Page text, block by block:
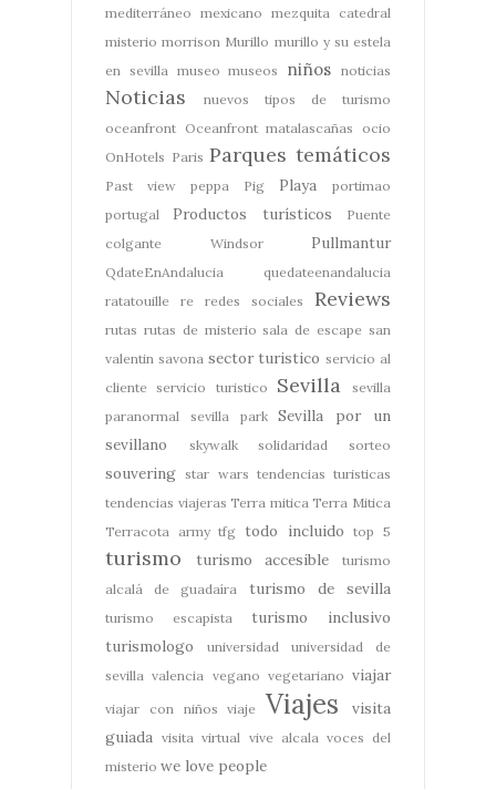
mediterráneo mexicano mezquita catedral
misterio morrison Murillo murillo y su estela
en sevilla museo museos niños noticias
Noticias
nuevos tipos de turismo
oceanfront Oceanfront matalascañas
ocio
OnHotels Paris Parques temáticos
Past view peppa Pig Playa
portimao
portugal
Productos turísticos
Puente
colgante Windsor
Pullmantur
QdateEnAndalucia
quedateenandalucia
ratatouille
re redes sociales Reviews
rutas rutas de misterio sala de escape san
valentin savona sector turistico servicio al
cliente
servicio turistico Sevilla
sevilla
paranormal
sevilla park
Sevilla por un
sevillano
skywalk solidaridad sorteo
souvering star wars tendencias turisticas
tendencias viajeras Terra mitica Terra Mitica
Terracota army tfg todo incluido top 5
turismo turismo accesible
turismo
alcalá de guadaíra
turismo de sevilla
turismo escapista
turismo inclusivo
turismologo
universidad
universidad de
sevilla valencia vegano vegetariano viajar
viajar con niños viaje Viajes
visita
guiada visita virtual vive alcala voces del
misterio we love people